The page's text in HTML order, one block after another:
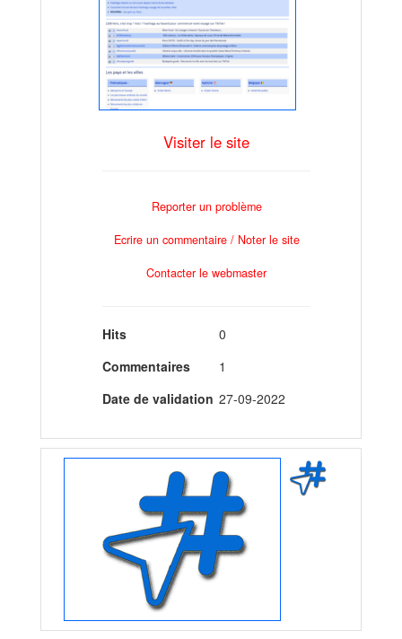
Visiter le site
Reporter un problème
Ecrire un commentaire / Noter le site
Contacter le webmaster
Hits
0
Commentaires
1
Date de validation 27-09-2022